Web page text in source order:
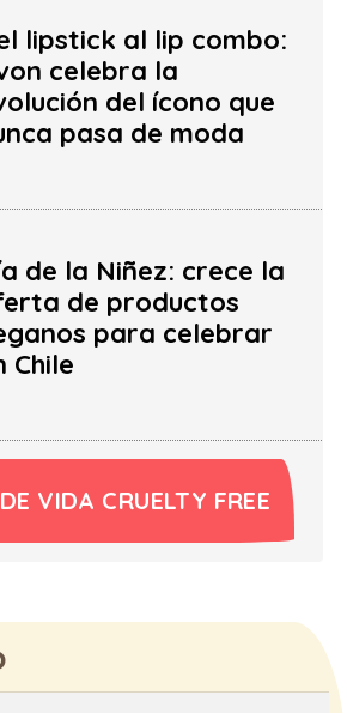
lipstick al lip combo:
celebra la
del ícono que
pasa de moda
de la Niñez: crece la
de productos
para celebrar
Chile
VIDA CRUELTY FREE